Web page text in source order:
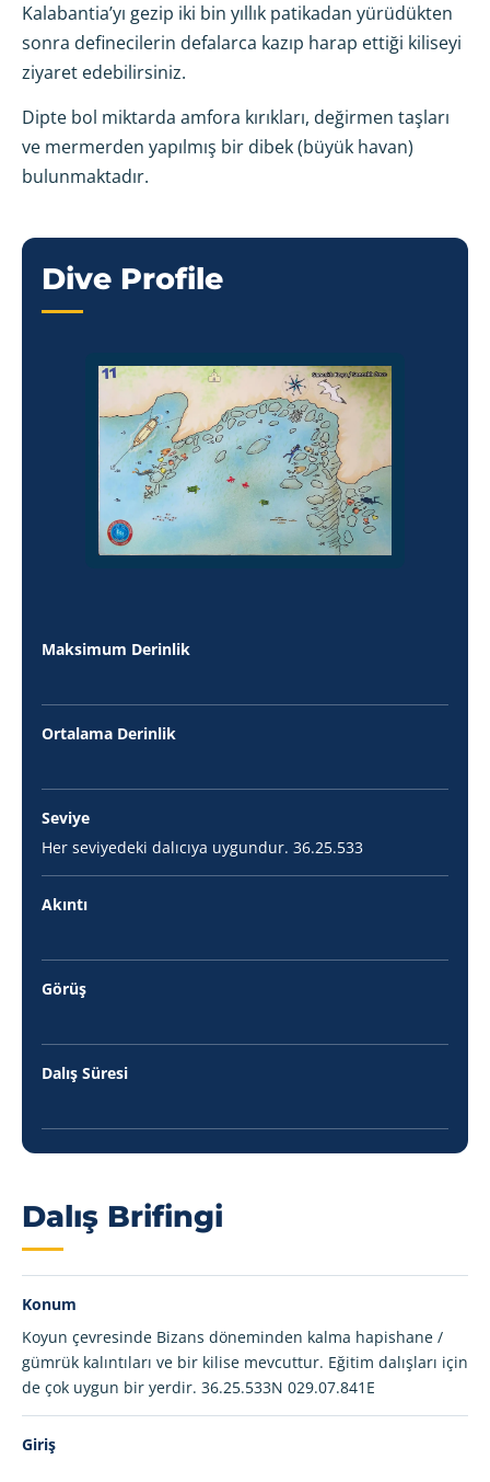
Kalabantia’yı gezip iki bin yıllık patikadan yürüdükten
sonra definecilerin defalarca kazıp harap ettiği kiliseyi
ziyaret edebilirsiniz.
Dipte bol miktarda amfora kırıkları, değirmen taşları
ve mermerden yapılmış bir dibek (büyük havan)
bulunmaktadır.
Dive Profile
Maksimum Derinlik
Ortalama Derinlik
Seviye
Her seviyedeki dalıcıya uygundur. 36.25.533
Akıntı
Görüş
Dalış Süresi
Dalış Brifingi
Konum
Koyun çevresinde Bizans döneminden kalma hapishane /
gümrük kalıntıları ve bir kilise mevcuttur. Eğitim dalışları için
de çok uygun bir yerdir. 36.25.533N 029.07.841E
Giriş